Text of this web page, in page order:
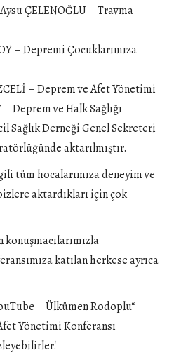
ÇELENOĞLU – Travma
– Depremi Çocuklarımıza
– Deprem ve Afet Yönetimi
Deprem ve Halk Sağlığı
Sağlık Derneği Genel Sekreteri
aktarılmıştır.
tüm hocalarımıza deneyim ve
aktardıkları için çok
katılan herkese ayrıca
– Ülkümen Rodoplu“
Yönetimi Konferansı